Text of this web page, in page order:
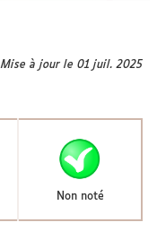
Mise à jour le 01 juil. 2025
Non noté